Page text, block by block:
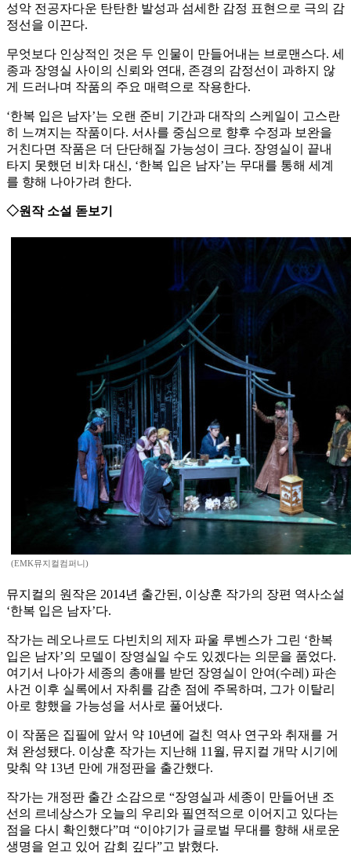
성악 전공자다운 탄탄한 발성과 섬세한 감정 표현으로 극의 감
정선을 이끈다.
무엇보다 인상적인 것은 두 인물이 만들어내는 브로맨스다. 세
종과 장영실 사이의 신뢰와 연대, 존경의 감정선이 과하지 않
게 드러나며 작품의 주요 매력으로 작용한다.
‘한복 입은 남자’는 오랜 준비 기간과 대작의 스케일이 고스란
히 느껴지는 작품이다. 서사를 중심으로 향후 수정과 보완을
거친다면 작품은 더 단단해질 가능성이 크다. 장영실이 끝내
타지 못했던 비차 대신, ‘한복 입은 남자’는 무대를 통해 세계
를 향해 나아가려 한다.
◇원작 소설 돋보기
(EMK뮤지컬컴퍼니)
뮤지컬의 원작은 2014년 출간된, 이상훈 작가의 장편 역사소설
‘한복 입은 남자’다.
작가는 레오나르도 다빈치의 제자 파울 루벤스가 그린 ‘한복
입은 남자’의 모델이 장영실일 수도 있겠다는 의문을 품었다.
여기서 나아가 세종의 총애를 받던 장영실이 안여(수레) 파손
사건 이후 실록에서 자취를 감춘 점에 주목하며, 그가 이탈리
아로 향했을 가능성을 서사로 풀어냈다.
이 작품은 집필에 앞서 약 10년에 걸친 역사 연구와 취재를 거
쳐 완성됐다. 이상훈 작가는 지난해 11월, 뮤지컬 개막 시기에
맞춰 약 13년 만에 개정판을 출간했다.
작가는 개정판 출간 소감으로 “장영실과 세종이 만들어낸 조
선의 르네상스가 오늘의 우리와 필연적으로 이어지고 있다는
점을 다시 확인했다”며 “이야기가 글로벌 무대를 향해 새로운
생명을 얻고 있어 감회 깊다”고 밝혔다.